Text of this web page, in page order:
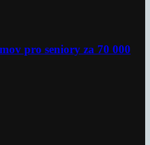
pro seniory za 70 000